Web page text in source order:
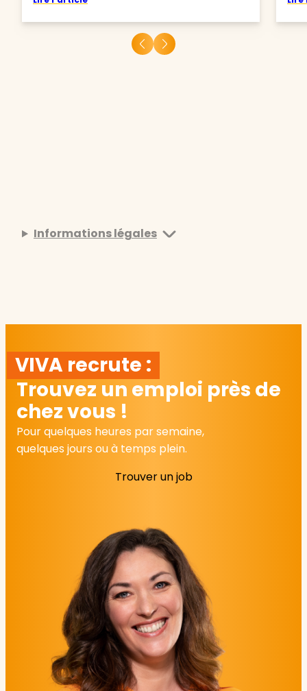
Informations légales
VIVA recrute :
Trouvez un emploi près de
chez vous !
Pour quelques heures par semaine,
quelques jours ou à temps plein.
Trouver un job